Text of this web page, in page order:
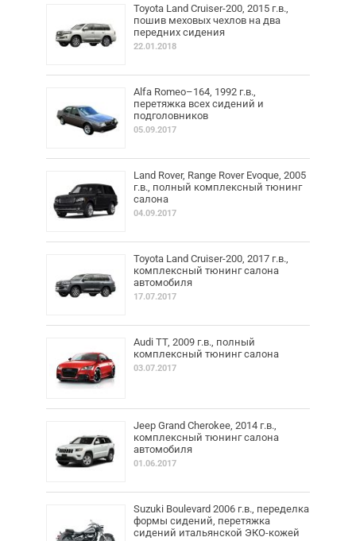
Toyota Land Cruiser-200, 2015 г.в.,
пошив меховых чехлов на два
передних сидения
22.01.2018
Alfa Romeo–164, 1992 г.в.,
перетяжка всех сидений и
подголовников
05.09.2017
Land Rover, Range Rover Evoque, 2005
г.в., полный комплексный тюнинг
салона
04.09.2017
Toyota Land Cruiser-200, 2017 г.в.,
комплексный тюнинг салона
автомобиля
17.07.2017
Audi TT, 2009 г.в., полный
комплексный тюнинг салона
03.07.2017
Jeep Grand Cherokee, 2014 г.в.,
комплексный тюнинг салона
автомобиля
01.06.2017
Suzuki Boulevard 2006 г.в., переделка
формы сидений, перетяжка
сидений итальянской ЭКО-кожей